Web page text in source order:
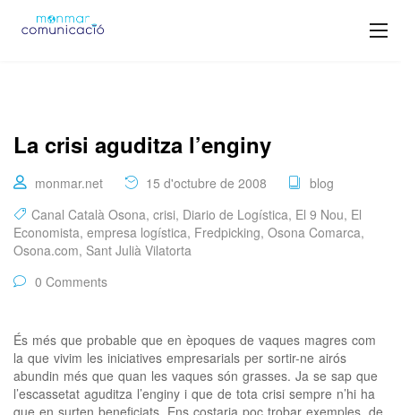
La crisi aguditza l’enginy
monmar.net 15 d'octubre de 2008
blog
Canal Català Osona, crisi, Diario de Logística, El 9 Nou, El
Economista, empresa logística, Fredpicking, Osona Comarca,
Osona.com, Sant Julià Vilatorta
0 Comments
És més que probable que en èpoques de vaques magres com
la que vivim les iniciatives empresarials per sortir-ne airós
abundin més que quan les vaques són grasses. Ja se sap que
l’escassetat aguditza l’enginy i que de tota crisi sempre n’hi ha
que en surten beneficiats. Ens costaria poc trobar exemples, de